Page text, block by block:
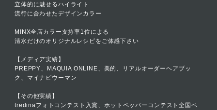
立体的に魅せるハイライト
流行に合わせたデザインカラー
MINX全店カラー支持率1位による
清水だけのオリジナルレシピをご体感下さい
【メディア実績】
PREPPY、MAQUIA ONLINE、美的、リアルオーダーヘアブッ
ク、マイナビウーマン
【その他実績】
tredinaフォトコンテスト入賞、ホットペッパーコンテスト全国ベ